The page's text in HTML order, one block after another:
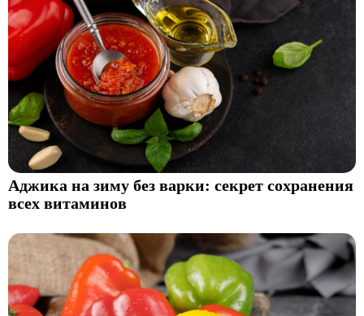
Аджика на зиму без варки: секрет сохранения
всех витаминов